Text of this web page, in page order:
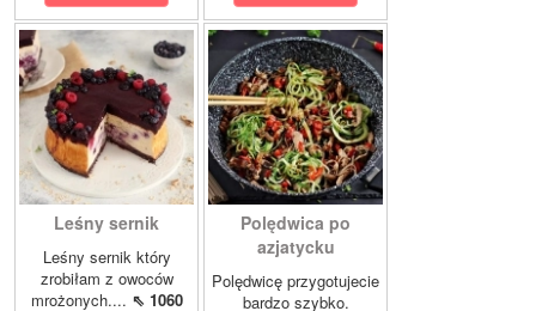
Leśny sernik
Leśny sernik który
zrobiłam z owoców
mrożonych.... ⇖ 1060
Polędwica po
azjatycku
Polędwicę przygotujecie
bardzo szybko.